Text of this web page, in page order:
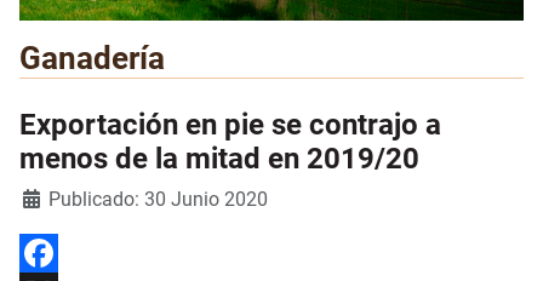
Ganadería
Exportación en pie se contrajo a
menos de la mitad en 2019/20
DetallesPublicado: 30 Junio 2020